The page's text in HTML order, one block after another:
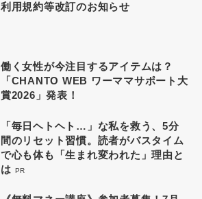
利用規約等改訂のお知らせ
働く女性が今注目するアイテムは？
「CHANTO WEB ワーママサポート大
賞2026」発表！
「毎日ヘトヘト…」な私を救う、5分
間のリセット習慣。読者がバスタイム
で心も体も「生まれ変われた」理由と
は PR